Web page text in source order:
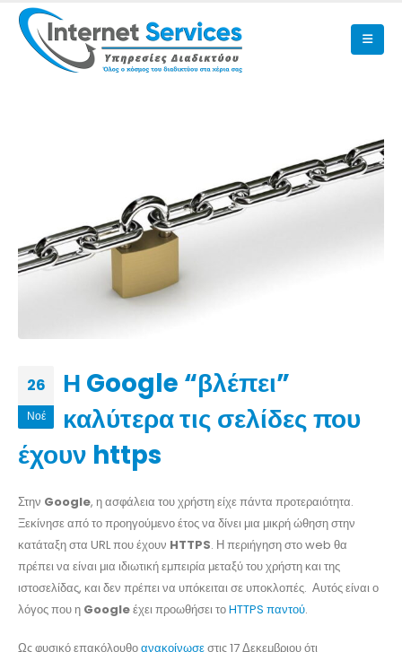
26
Νοέ
Η Google “βλέπει”
καλύτερα τις σελίδες που
έχουν https
Στην Google, η ασφάλεια του χρήστη είχε πάντα προτεραιότητα.
Ξεκίνησε από το προηγούμενο έτος να δίνει μια μικρή ώθηση στην
κατάταξη στα URL που έχουν HTTPS. Η περιήγηση στο web θα
πρέπει να είναι μια ιδιωτική εμπειρία μεταξύ του χρήστη και της
ιστοσελίδας, και δεν πρέπει να υπόκειται σε υποκλοπές. Αυτός είναι ο
λόγος που η Googleέχει προωθήσει τοHTTPS παντού.
Ως φυσικό επακόλουθοανακοίνωσεστις 17 Δεκεμβριου ότι